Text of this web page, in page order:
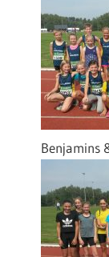
Benjamins